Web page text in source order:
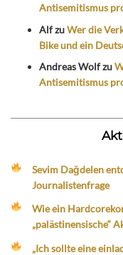
Antisemitismus
AlfzuWer die
Bike und ein
Andreas Wolfzu
Antisemitismus
Sevim Dağdelen
Journalistenfrage
Wie ein
„palästinensische“
„Ich sollte eine